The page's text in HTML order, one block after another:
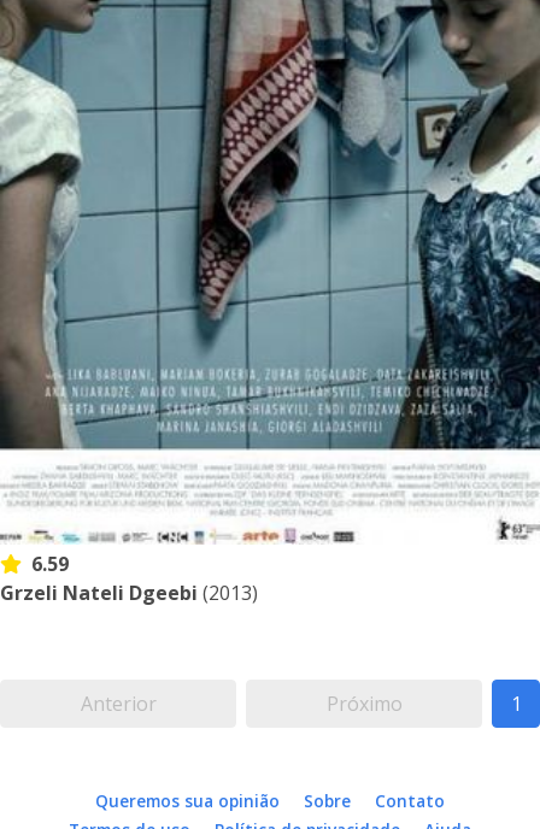
6.59
Grzeli Nateli Dgeebi (2013)
Anterior Próximo 1
Queremos sua opinião Sobre
Contato